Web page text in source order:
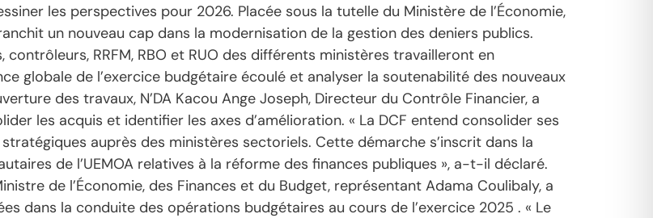
les perspectives pour 2026. Placée sous la tutelle du Ministère de l’Économie,
un nouveau cap dans la modernisation de la gestion des deniers publics.
RRFM, RBO et RUO des différents ministères travailleront en
globale de l’exercice budgétaire écoulé et analyser la soutenabilité des nouveaux
des travaux, N’DA Kacou Ange Joseph, Directeur du Contrôle Financier, a
les acquis et identifier les axes d’amélioration. « La DCF entend consolider ses
auprès des ministères sectoriels. Cette démarche s’inscrit dans la
de l’UEMOA relatives à la réforme des finances publiques », a-t-il déclaré.
de l’Économie, des Finances et du Budget, représentant Adama Coulibaly, a
dans la conduite des opérations budgétaires au cours de l’exercice 2025 . « Le